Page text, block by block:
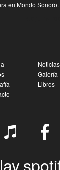
en Mondo Sonoro.
Noticias
Galería
Libros